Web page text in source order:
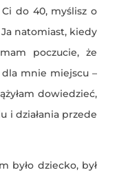
Ci do 40, myślisz o
Ja natomiast, kiedy
poczucie, że
mnie miejscu –
dowiedzieć,
i działania przede
było dziecko, był